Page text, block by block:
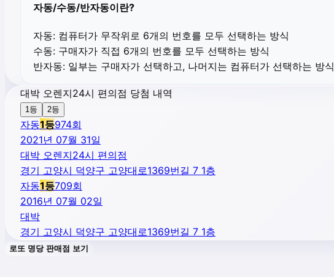
자동/수동/반자동이란?
자동: 컴퓨터가 무작위로 6개의 번호를 모두 선택하는 방식
수동: 구매자가 직접 6개의 번호를 모두 선택하는 방식
반자동: 일부는 구매자가 선택하고, 나머지는 컴퓨터가 선택하는 방식
대박 오렌지24시 편의점 당첨 내역
1등 2등
자동1등974회
2021년 07월 31일
대박 오렌지24시 편의점
경기 고양시 덕양구 고양대로1369번길 7 1층
자동1등709회
2016년 07월 02일
대박
경기 고양시 덕양구 고양대로1369번길 7 1층
로또 명당 판매점 보기